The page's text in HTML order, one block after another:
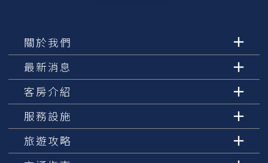
關於我們
最新消息
客房介紹
服務設施
旅遊攻略